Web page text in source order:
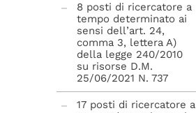
8 posti di ricercatore a
tempo determinato ai
sensi dell’art. 24,
comma 3, lettera A)
della legge 240/2010
su risorse D.M.
25/06/2021 N. 737
17 posti di ricercatore a